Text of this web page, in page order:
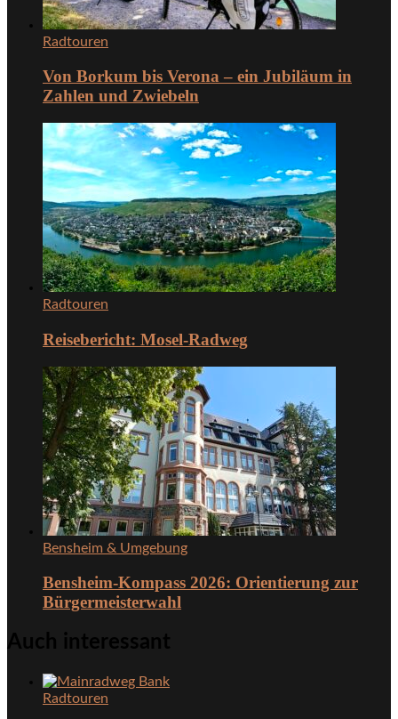
Radtouren
Von Borkum bis Verona – ein Jubiläum in
Zahlen und Zwiebeln
Radtouren
Reisebericht: Mosel-Radweg
Bensheim & Umgebung
Bensheim-Kompass 2026: Orientierung zur
Bürgermeisterwahl
Auch interessant
Radtouren